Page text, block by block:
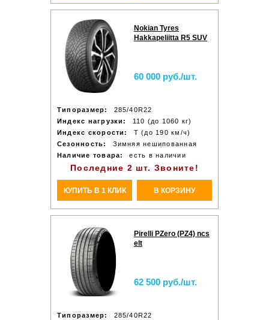
Nokian Tyres
Hakkapeliitta R5 SUV
60 000 руб./шт.
Типоразмер:
285/40R22
Индекс нагрузки:
110 (до 1060 кг)
Индекс скорости:
T (до 190 км/ч)
Сезонность:
Зимняя нешипованная
Наличие товара:
есть в наличии
Последние 2 шт. Звоните!
КУПИТЬ В 1 КЛИК В КОРЗИНУ
Pirelli PZero (PZ4) ncs
elt
62 500 руб./шт.
Типоразмер:
285/40R22